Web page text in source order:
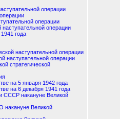
операции
операции
наступательной операции
года
наступательной операции
наступательной операции
стратегической
на 5 января 1942 года
на 6 декабря 1941 года
СССР накануне Великой
накануне Великой